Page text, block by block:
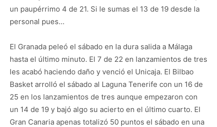
un paupérrimo 4 de 21. Si le sumas el 13 de 19 desde la
personal pues…
El Granada peleó el sábado en la dura salida a Málaga
hasta el último minuto. El 7 de 22 en lanzamientos de tres
les acabó haciendo daño y venció el Unicaja. El Bilbao
Basket arrolló el sábado al Laguna Tenerife con un 16 de
25 en los lanzamientos de tres aunque empezaron con
un 14 de 19 y bajó algo su acierto en el último cuarto. El
Gran Canaria apenas totalizó 50 puntos el sábado en una